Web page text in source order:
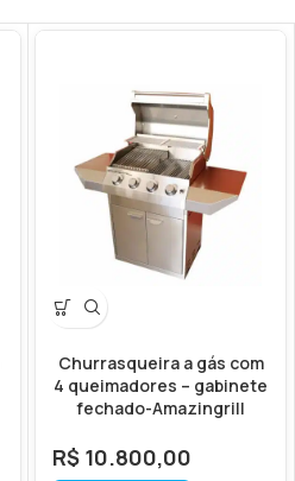
Churrasqueira a gás com
4 queimadores – gabinete
fechado-Amazingrill
R$ 10.800,00